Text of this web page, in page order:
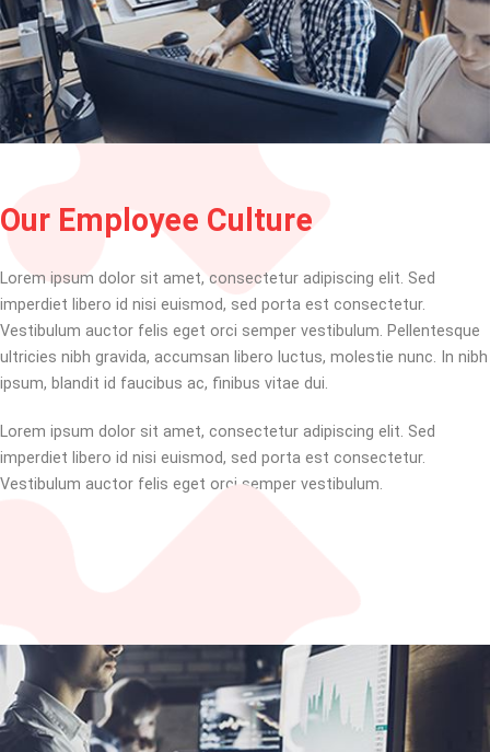
Our Employee Culture
Lorem ipsum dolor sit amet, consectetur adipiscing elit. Sed
imperdiet libero id nisi euismod, sed porta est consectetur.
Vestibulum auctor felis eget orci semper vestibulum. Pellentesque
ultricies nibh gravida, accumsan libero luctus, molestie nunc. In nibh
ipsum, blandit id faucibus ac, finibus vitae dui.
Lorem ipsum dolor sit amet, consectetur adipiscing elit. Sed
imperdiet libero id nisi euismod, sed porta est consectetur.
Vestibulum auctor felis eget orci semper vestibulum.